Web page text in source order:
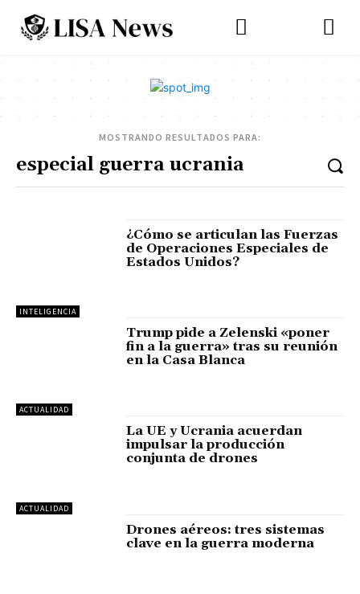
MOSTRANDO RESULTADOS PARA:
INTELIGENCIA
¿Cómo se articulan las Fuerzas
de Operaciones Especiales de
Estados Unidos?
ACTUALIDAD
Trump pide a Zelenski «poner
fin a la guerra» tras su reunión
en la Casa Blanca
ACTUALIDAD
La UE y Ucrania acuerdan
impulsar la producción
conjunta de drones
Drones aéreos: tres sistemas
clave en la guerra moderna